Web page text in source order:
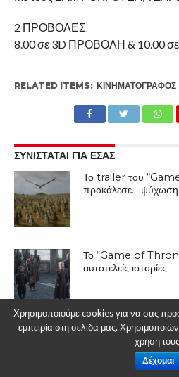
2 ΠΡΟΒΟΛΕΣ
8.00 σε 3D ΠΡΟΒΟΛΗ & 10.00
RELATED ITEMS: ΚΙΝΗΜΑΤΟΓΡΆΦΟΣ
ΣΥΝΙΣΤΑΤΑΙ ΓΙΑ ΕΣΑΣ
Το trailer του
προκάλεσε…
Το “Game of
αυτοτελείς ιστορίες
Η πριγκίπισσα Λέια
Επεισόδιο του
Χρησιμοποιούμε cookies για να σας
εμπειρία στη σελίδα μας.
χρήση
Δέχομαι